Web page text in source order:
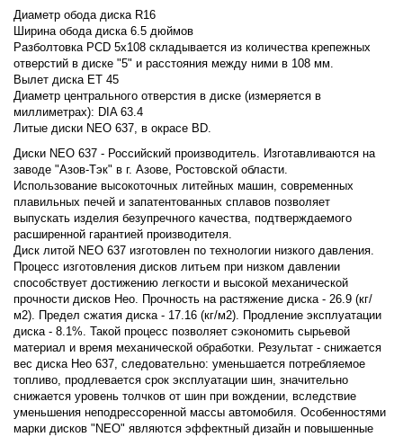
Диаметр обода диска R16
Ширина обода диска 6.5 дюймов
Разболтовка PCD 5x108 складывается из количества крепежных
отверстий в диске "5" и расстояния между ними в 108 мм.
Вылет диска ET 45
Диаметр центрального отверстия в диске (измеряется в
миллиметрах): DIA 63.4
Литые диски NEO 637, в окрасе BD.
Диски NEO 637 - Российский производитель. Изготавливаются на
заводе "Азов-Тэк" в г. Азове, Ростовской области.
Использование высокоточных литейных машин, современных
плавильных печей и запатентованных сплавов позволяет
выпускать изделия безупречного качества, подтверждаемого
расширенной гарантией производителя.
Диск литой NEO 637 изготовлен по технологии низкого давления.
Процесс изготовления дисков литьем при низком давлении
способствует достижению легкости и высокой механической
прочности дисков Нео. Прочность на растяжение диска - 26.9 (кг/
м2). Предел сжатия диска - 17.16 (кг/м2). Продление эксплуатации
диска - 8.1%. Такой процесс позволяет сэкономить сырьевой
материал и время механической обработки. Результат - снижается
вес диска Нео 637, следовательно: уменьшается потребляемое
топливо, продлевается срок эксплуатации шин, значительно
снижается уровень толчков от шин при вождении, вследствие
уменьшения неподрессоренной массы автомобиля. Особенностями
марки дисков "NEO" являются эффектный дизайн и повышенные